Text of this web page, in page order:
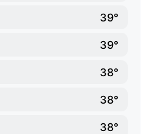
39°
39°
38°
38°
38°